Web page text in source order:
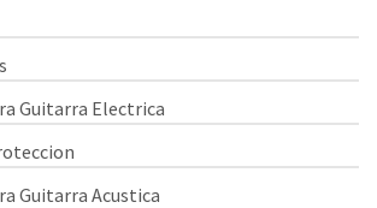
Guitarra Electrica
Guitarra Acustica